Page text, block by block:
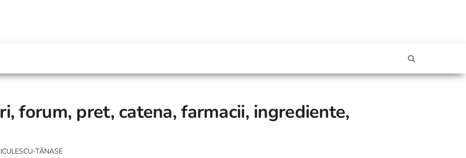
forum, pret, catena, farmacii, ingrediente,
TĂNASE